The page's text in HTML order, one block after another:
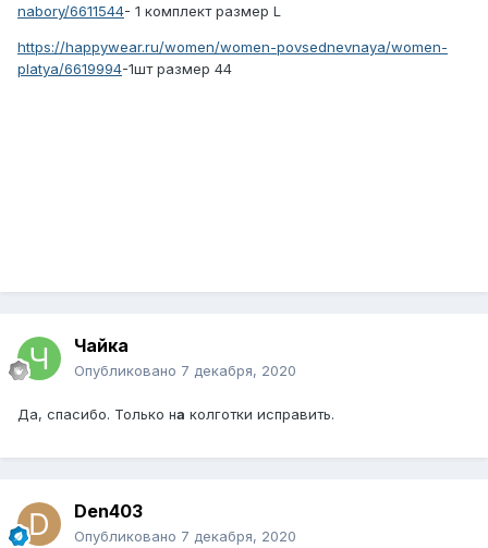
nabory/6611544- 1 комплект размер L
https://happywear.ru/women/women-povsednevnaya/women-
platya/6619994-1шт размер 44
Чайка
Опубликовано 7 декабря, 2020
Да, спасибо. Только на колготки исправить.
Den403
Опубликовано 7 декабря, 2020